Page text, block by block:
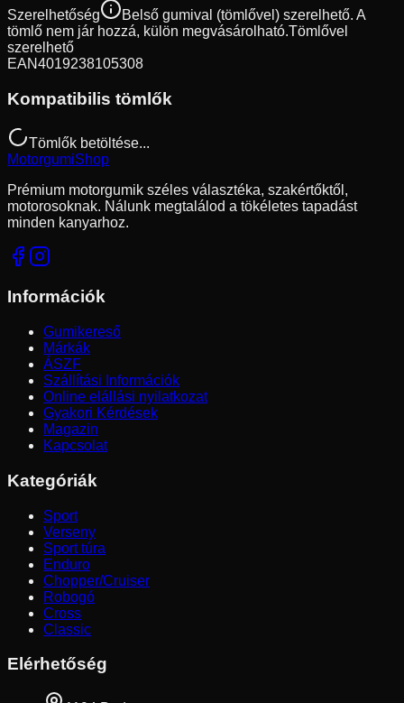
Szerelhetőség
Belső gumival (tömlővel) szerelhető. A
tömlő nem jár hozzá, külön megvásárolható.Tömlővel
szerelhető
EAN4019238105308
Kompatibilis tömlők
Tömlők betöltése...
MotorgumiShop
Prémium motorgumik széles választéka, szakértőktől,
motorosoknak. Nálunk megtalálod a tökéletes tapadást
minden kanyarhoz.
Információk
Gumikereső
Márkák
ÁSZF
Szállítási Információk
Online elállási nyilatkozat
Gyakori Kérdések
Magazin
Kapcsolat
Kategóriák
Sport
Verseny
Sport túra
Enduro
Chopper/Cruiser
Robogó
Cross
Classic
Elérhetőség